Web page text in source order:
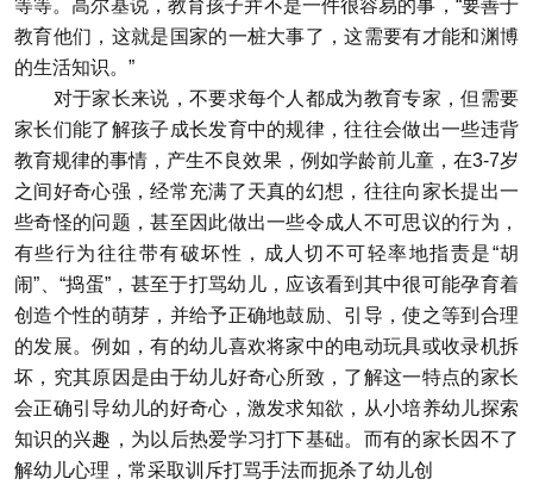
等等。高尔基说，教育孩子并不是一件很容易的事，“要善于
教育他们，这就是国家的一桩大事了，这需要有才能和渊博
的生活知识。”
对于家长来说，不要求每个人都成为教育专家，但需要
家长们能了解孩子成长发育中的规律，往往会做出一些违背
教育规律的事情，产生不良效果，例如学龄前儿童，在3-7岁
之间好奇心强，经常充满了天真的幻想，往往向家长提出一
些奇怪的问题，甚至因此做出一些令成人不可思议的行为，
有些行为往往带有破坏性，成人切不可轻率地指责是“胡
闹”、“捣蛋”，甚至于打骂幼儿，应该看到其中很可能孕育着
创造个性的萌芽，并给予正确地鼓励、引导，使之等到合理
的发展。例如，有的幼儿喜欢将家中的电动玩具或收录机拆
坏，究其原因是由于幼儿好奇心所致，了解这一特点的家长
会正确引导幼儿的好奇心，激发求知欲，从小培养幼儿探索
知识的兴趣，为以后热爱学习打下基础。而有的家长因不了
解幼儿心理，常采取训斥打骂手法而扼杀了幼儿创